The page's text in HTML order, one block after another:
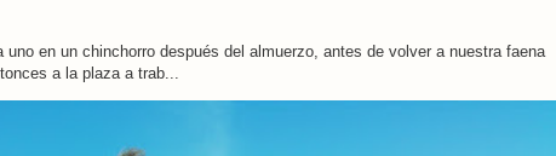
uno en un chinchorro después del almuerzo, antes de volver a nuestra faena
a la plaza a trab...